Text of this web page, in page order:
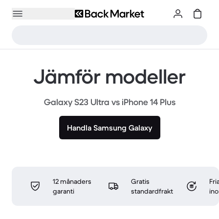
Jämför modeller
Galaxy S23 Ultra vs iPhone 14 Plus
Handla Samsung Galaxy
12 månaders
garanti
Gratis
standardfrakt